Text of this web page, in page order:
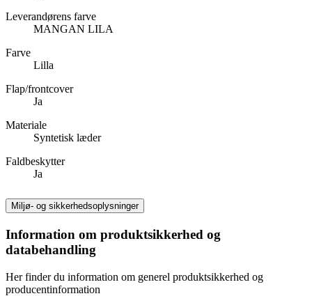
Leverandørens farve
MANGAN LILA
Farve
Lilla
Flap/frontcover
Ja
Materiale
Syntetisk læder
Faldbeskytter
Ja
Miljø- og sikkerhedsoplysninger
Information om produktsikkerhed og
databehandling
Her finder du information om generel produktsikkerhed og
producentinformation